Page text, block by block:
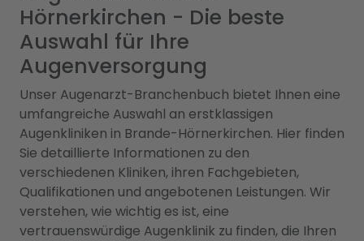
Hörnerkirchen - Die beste
Auswahl für Ihre
Augenversorgung
Unser Augenarzt-Branchenbuch bietet Ihnen eine
umfangreiche Auswahl an erstklassigen
Augenkliniken in Brande-Hörnerkirchen. Hier finden
Sie detaillierte Informationen zu den
verschiedenen Kliniken, ihren Fachgebieten,
Qualifikationen und angebotenen Leistungen. Wir
verstehen, wie wichtig es ist, eine
vertrauenswürdige Augenklinik zu finden, die Ihren